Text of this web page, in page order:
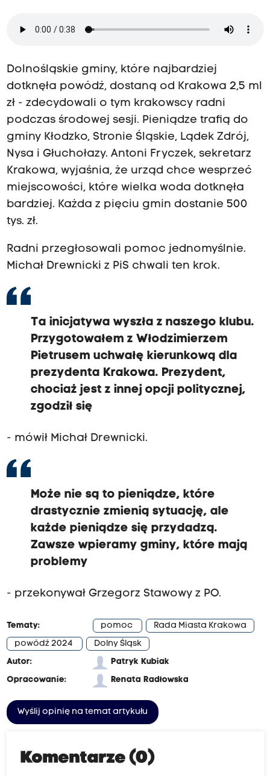
Dolnośląskie gminy, które najbardziej
dotknęła powódź, dostaną od Krakowa 2,5 ml
zł - zdecydowali o tym krakowscy radni
podczas środowej sesji. Pieniądze trafią do
gminy Kłodzko, Stronie Śląskie, Lądek Zdrój,
Nysa i Głuchołazy. Antoni Fryczek, sekretarz
Krakowa, wyjaśnia, że urząd chce wesprzeć
miejscowości, które wielka woda dotknęła
bardziej. Każda z pięciu gmin dostanie 500
tys. zł.
Radni przegłosowali pomoc jednomyślnie.
Michał Drewnicki z PiS chwali ten krok.
Ta inicjatywa wyszła z naszego klubu.
Przygotowałem z Włodzimierzem
Pietrusem uchwałę kierunkową dla
prezydenta Krakowa. Prezydent,
chociaż jest z innej opcji politycznej,
zgodził się
- mówił Michał Drewnicki.
Może nie są to pieniądze, które
drastycznie zmienią sytuację, ale
każde pieniądze się przydadzą.
Zawsze wpieramy gminy, które mają
problemy
- przekonywał Grzegorz Stawowy z PO.
Tematy: pomoc
Rada Miasta Krakowa
powódź 2024
Dolny Śląsk
Autor:
Patryk Kubiak
Opracowanie:
Renata Radłowska
Wyślij opinię na temat artykułu
Komentarze (0)